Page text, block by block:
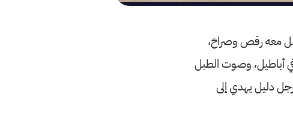
معه رقص وصراخ،
أباطيل، وصوت الطبل
دليل يهدي إلى